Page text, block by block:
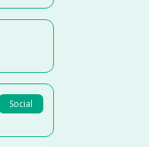
Social